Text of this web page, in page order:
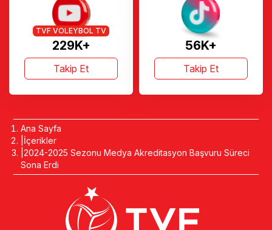
229K+
TVF VOLEYBOL TV
Takip Et
56K+
Takip Et
Ana Sayfa
İçerikler
2024-2025 Sezonu Medya Akreditasyon Başvuru Süreci
Sona Erdi